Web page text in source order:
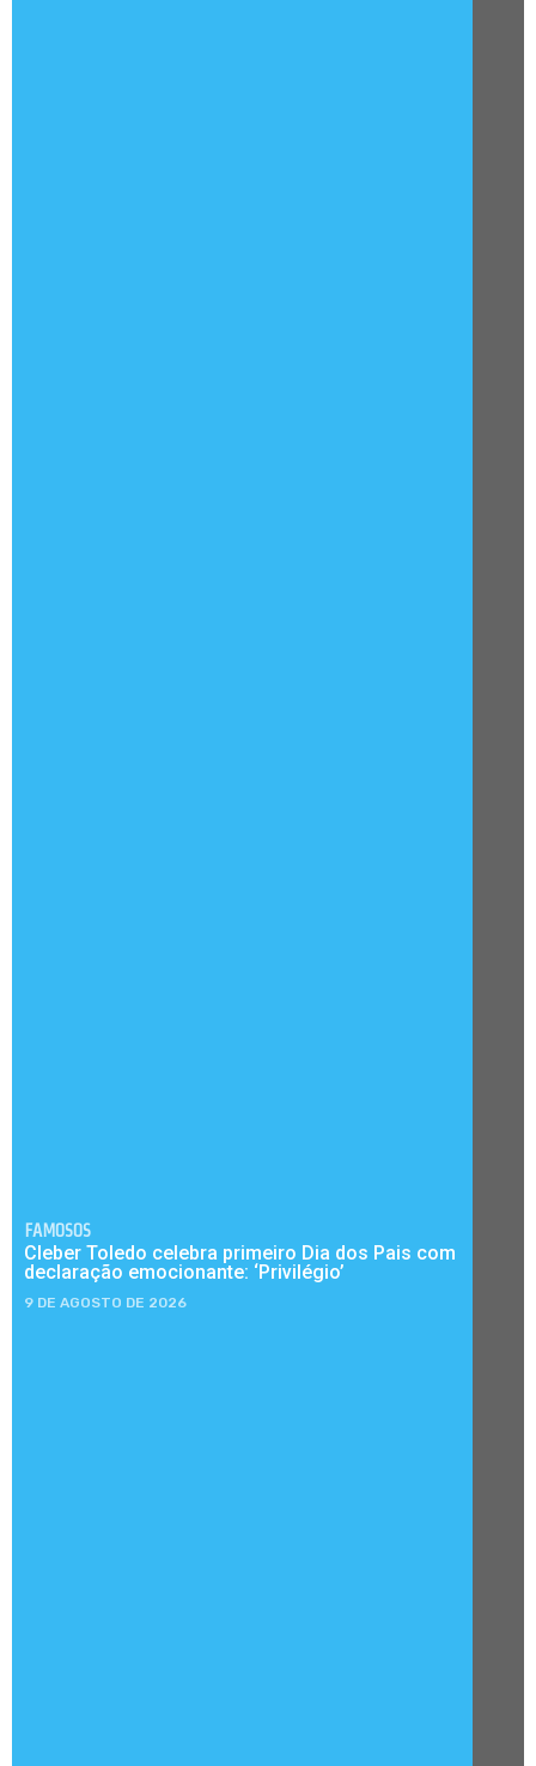
FAMOSOS
Cleber Toledo celebra primeiro Dia dos Pais com
declaração emocionante: ‘Privilégio’
9 DE AGOSTO DE 2026